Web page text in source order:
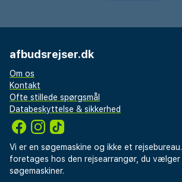
afbudsrejser.dk
Om os
Kontakt
Ofte stillede spørgsmål
Databeskyttelse & sikkerhed
Vi er en søgemaskine og ikke et
foretages hos den rejsearrangør, du vælger
søgemaskiner.